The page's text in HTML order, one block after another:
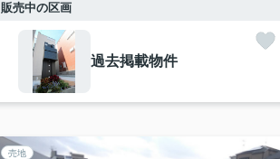
販売中の区画
過去掲載物件
売地